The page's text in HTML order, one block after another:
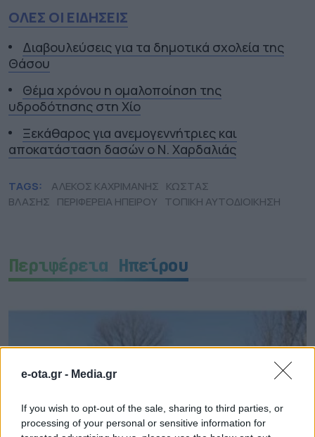
e-ota.gr - Media.gr
If you wish to opt-out of the sale, sharing to third parties, or
processing of your personal or sensitive information for
ΟΛΕΣ ΟΙ ΕΙΔΗΣΕΙΣ
Διαβουλεύσεις για τα δημοτικά σχολεία της
Θάσου
Θέμα χρόνου η ομαλοποίηση της
υδροδότησης στη Χίο
Ξεκάθαρος για ανεμογεννήτριες και
αποκατάσταση δασών ο Ν. Χαρδαλιάς
TAGS: ΑΛΕΚΟΣ ΚΑΧΡΙΜΑΝΗΣ ΚΩΣΤΑΣ
ΒΛΑΣΗΣ ΠΕΡΙΦΕΡΕΙΑ ΗΠΕΙΡΟΥ ΤΟΠΙΚΗ ΑΥΤΟΔΙΟΙΚΗΣΗ
Περιφέρεια Ηπείρου